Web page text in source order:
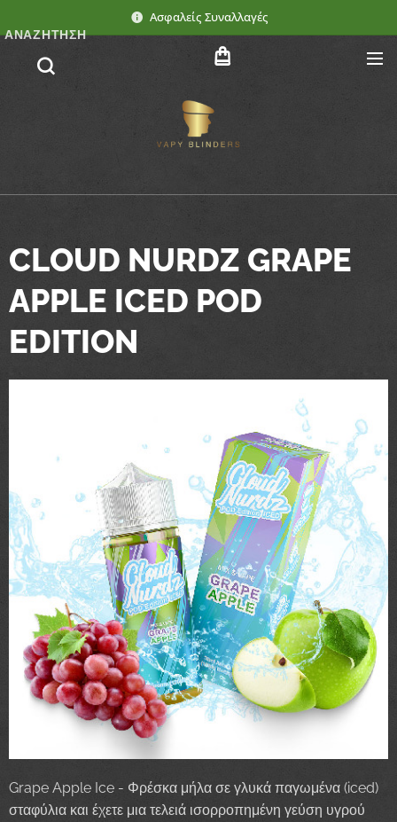
Ασφαλείς Συναλλαγές
ΑΝΑΖΉΤΗΣΗ
CLOUD NURDZ GRAPE
APPLE ICED POD
EDITION
Grape Apple Ice - Φρέσκα μήλα σε γλυκά παγωμένα (iced)
σταφύλια και έχετε μια τελειά ισορροπημένη γεύση υγρού